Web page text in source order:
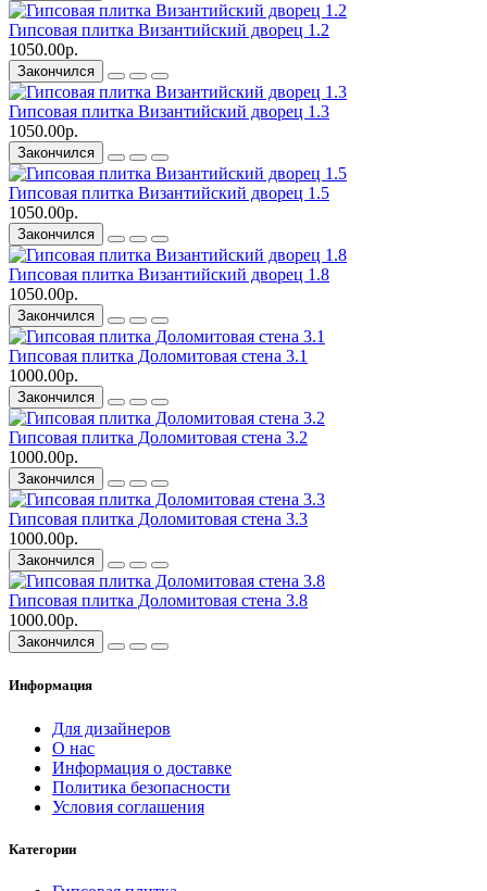
Гипсовая плитка Византийский дворец 1.2
1050.00р.
Закончился
Гипсовая плитка Византийский дворец 1.3
1050.00р.
Закончился
Гипсовая плитка Византийский дворец 1.5
1050.00р.
Закончился
Гипсовая плитка Византийский дворец 1.8
1050.00р.
Закончился
Гипсовая плитка Доломитовая стена 3.1
1000.00р.
Закончился
Гипсовая плитка Доломитовая стена 3.2
1000.00р.
Закончился
Гипсовая плитка Доломитовая стена 3.3
1000.00р.
Закончился
Гипсовая плитка Доломитовая стена 3.8
1000.00р.
Закончился
Информация
Для дизайнеров
О нас
Информация о доставке
Политика безопасности
Условия соглашения
Категории